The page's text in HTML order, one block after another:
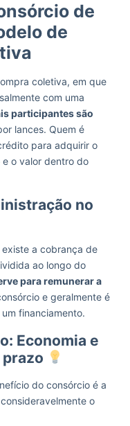
de
de
coletiva, em que
com uma
participantes são
lances. Quem é
para adquirir o
o valor dentro do
no
existe a cobrança de
ao longo do
para remunerar a
e geralmente é
financiamento.
Economia e
do consórcio é a
o